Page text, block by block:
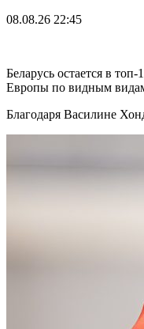
08.08.26 22:45
Беларусь остается в
Европы по видным
Благодаря Василине